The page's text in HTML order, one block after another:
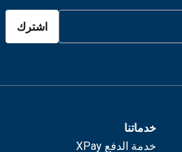
اشترك
خدماتنا
خدمة الدفع XPay